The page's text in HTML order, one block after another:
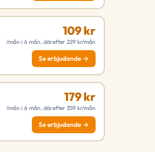
109 kr
/mån i 6 mån, därefter 229 kr/mån
Se erbjudande →
179 kr
/mån i 6 mån, därefter 359 kr/mån
Se erbjudande →